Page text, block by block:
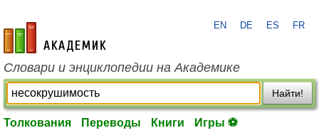
academic.ru
EN DE ES FR
Словари и энциклопедии на Академике
Найти!
Толкования Переводы Книги Игры ⚽